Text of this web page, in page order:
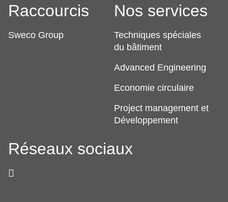
Raccourcis
Sweco Group
Nos services
Techniques spéciales
du bâtiment
Advanced Engineering
Economie circulaire
Project management et
Développement
Réseaux sociaux